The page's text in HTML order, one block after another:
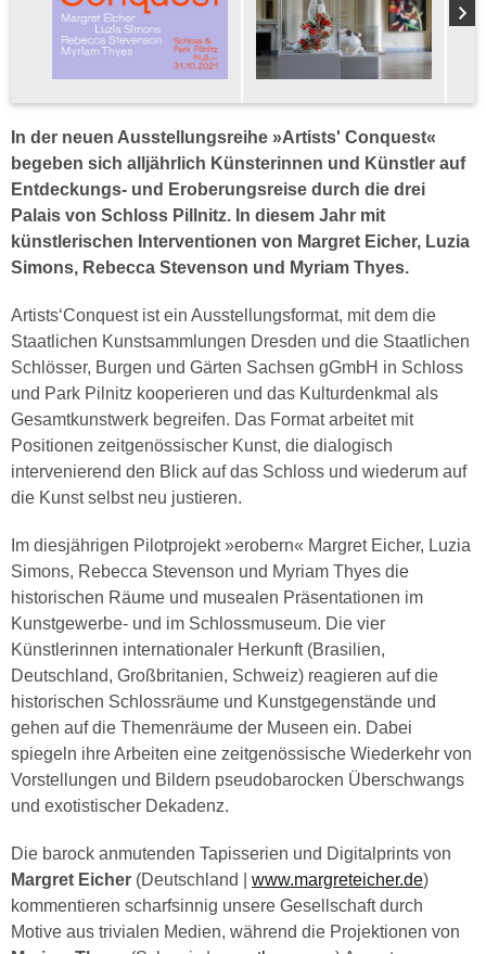
In der neuen Ausstellungsreihe »Artists' Conquest«
begeben sich alljährlich Künsterinnen und Künstler auf
Entdeckungs- und Eroberungsreise durch die drei
Palais von Schloss Pillnitz. In diesem Jahr mit
künstlerischen Interventionen von Margret Eicher, Luzia
Simons, Rebecca Stevenson und Myriam Thyes.
Artists‘Conquest ist ein Ausstellungsformat, mit dem die
Staatlichen Kunstsammlungen Dresden und die Staatlichen
Schlösser, Burgen und Gärten Sachsen gGmbH in Schloss
und Park Pilnitz kooperieren und das Kulturdenkmal als
Gesamtkunstwerk begreifen. Das Format arbeitet mit
Positionen zeitgenössischer Kunst, die dialogisch
intervenierend den Blick auf das Schloss und wiederum auf
die Kunst selbst neu justieren.
Im diesjährigen Pilotprojekt »erobern« Margret Eicher, Luzia
Simons, Rebecca Stevenson und Myriam Thyes die
historischen Räume und musealen Präsentationen im
Kunstgewerbe- und im Schlossmuseum. Die vier
Künstlerinnen internationaler Herkunft (Brasilien,
Deutschland, Großbritanien, Schweiz) reagieren auf die
historischen Schlossräume und Kunstgegenstände und
gehen auf die Themenräume der Museen ein. Dabei
spiegeln ihre Arbeiten eine zeitgenössische Wiederkehr von
Vorstellungen und Bildern pseudobarocken Überschwangs
und exotistischer Dekadenz.
Die barock anmutenden Tapisserien und Digitalprints von
Margret Eicher (Deutschland | www.margreteicher.de)
kommentieren scharfsinnig unsere Gesellschaft durch
Motive aus trivialen Medien, während die Projektionen von